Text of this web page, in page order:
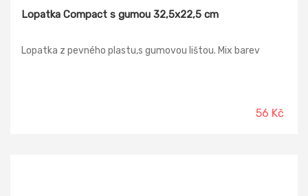
Lopatka Compact s gumou 32,5x22,5 cm
Lopatka z pevného plastu,s gumovou lištou. Mix barev
56 Kč